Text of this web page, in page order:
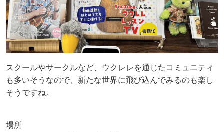
スクールやサークルなど、ウクレレを通じたコミュニティ
も多いそうなので、新たな世界に飛び込んでみるのも楽し
そうですね。
場所